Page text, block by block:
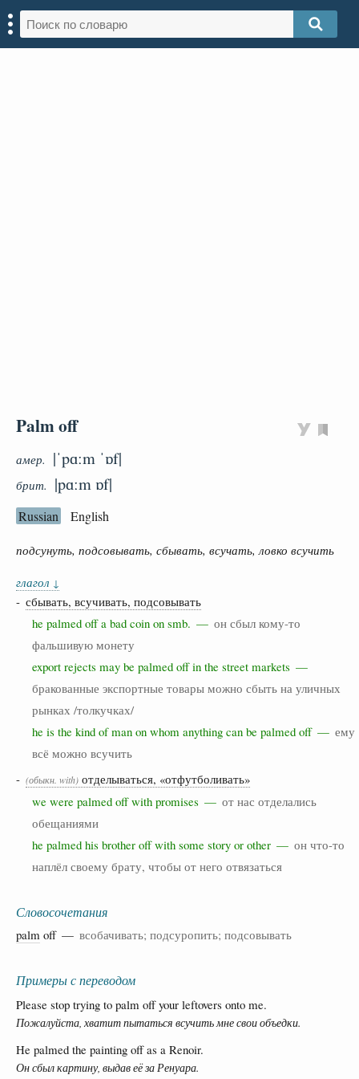
Palm off
амер. |ˈpɑːm ˈɒf|
брит. |pɑːm ɒf|
Russian English
подсунуть, подсовывать, сбывать, всучать, ловко всучить
глагол ↓
- сбывать, всучивать, подсовывать
he palmed off a bad coin on smb. — он сбыл кому-то
фальшивую монету
export rejects may be palmed off in the street markets —
бракованные экспортные товары можно сбыть на уличных
рынках /толкучках/
he is the kind of man on whom anything can be palmed off — ему
всё можно всучить
- (обыкн. with) отделываться, «отфутболивать»
we were palmed off with promises — от нас отделались
обещаниями
he palmed his brother off with some story or other — он что-то
наплёл своему брату, чтобы от него отвязаться
Словосочетания
palm off — всобачивать; подсуропить; подсовывать
Примеры с переводом
Please stop trying to palm off your leftovers onto me.
Пожалуйста, хватит пытаться всучить мне свои объедки.
He palmed the painting off as a Renoir.
Он сбыл картину, выдав её за Ренуара.